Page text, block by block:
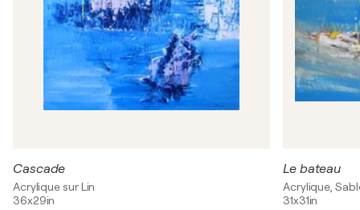
Cascade
Acrylique sur Lin
36x29in
Le bateau
Acrylique,
31x31in